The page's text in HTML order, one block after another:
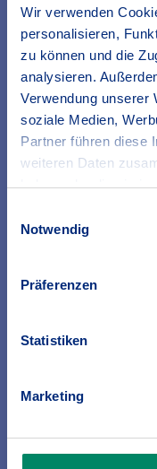
Wir verwenden
personalisieren,
zu können und die
analysieren.
Verwendung unserer
soziale Medien,
Partner führen diese
weiteren Daten
haben oder die sie
Erfahren Sie in
darüber, wer wir
Notwendig
Präferenzen
Statistiken
Marketing